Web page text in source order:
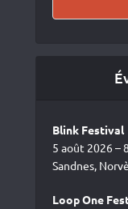
Blink Festival
5 août 2026 –
Sandnes,
Loop One